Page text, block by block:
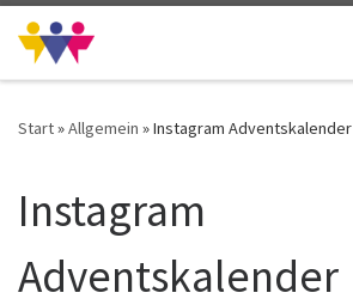
Zum Inhalt springen
Start»Allgemein »Instagram Adventskalender
Instagram
Adventskalender